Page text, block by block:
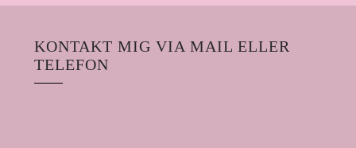
KONTAKT MIG VIA MAIL ELLER
TELEFON